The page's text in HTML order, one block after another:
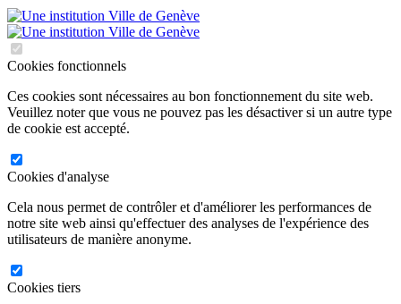
Cookies fonctionnels
Ces cookies sont nécessaires au bon fonctionnement du site web.
Veuillez noter que vous ne pouvez pas les désactiver si un autre type
de cookie est accepté.
Cookies d'analyse
Cela nous permet de contrôler et d'améliorer les performances de
notre site web ainsi qu'effectuer des analyses de l'expérience des
utilisateurs de manière anonyme.
Cookies tiers